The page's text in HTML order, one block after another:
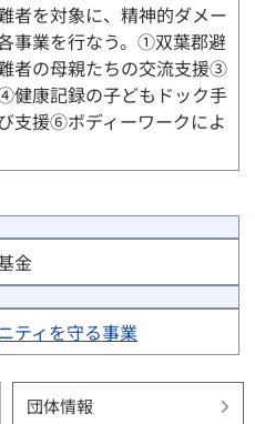
者を対象に、精神的ダメー
事業を行なう。①双葉郡避
者の母親たちの交流支援③
健康記録の子どもドック手
支援⑥ボディーワークによ
金
ティを守る事業
団体情報